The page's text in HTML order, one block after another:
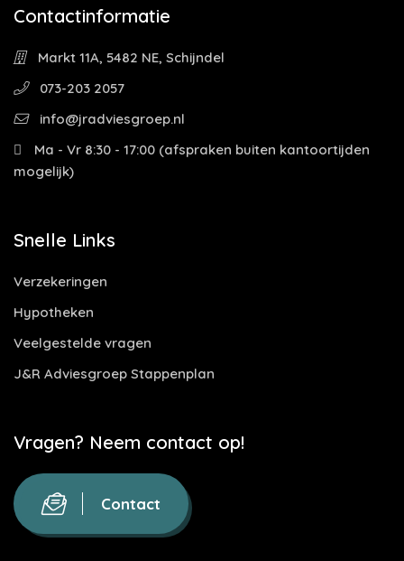
Contactinformatie
Markt 11A, 5482 NE, Schijndel
073-203 2057
info@jradviesgroep.nl
Ma - Vr 8:30 - 17:00 (afspraken buiten kantoortijden
mogelijk)
Snelle Links
Verzekeringen
Hypotheken
Veelgestelde vragen
J&R Adviesgroep Stappenplan
Vragen? Neem contact op!
Contact